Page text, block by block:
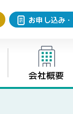
お申し込み
会社概要